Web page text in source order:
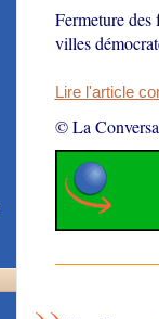
Fermeture
villes
Lire l'article
© La